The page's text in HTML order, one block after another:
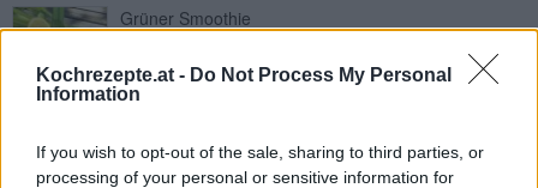
Kochrezepte.at - Do Not Process My Personal
Information
If you wish to opt-out of the sale, sharing to third parties, or
processing of your personal or sensitive information for
Grüner Smoothie
Leicht